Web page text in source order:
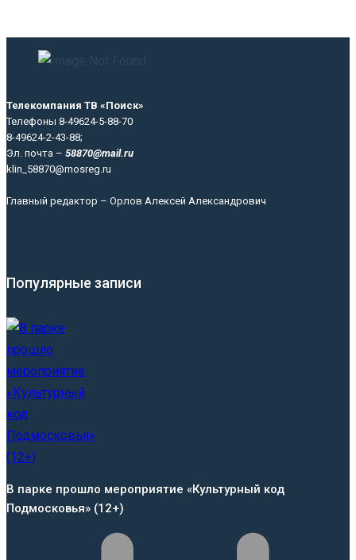
Телекомпания ТВ «Поиск»
Телефоны 8-49624-5-88-70
8-49624-2-43-88;
Эл. почта – 58870@mail.ru
klin_58870@mosreg.ru
Главный редактор – Орлов Алексей Александрович
Популярные записи
В парке прошло мероприятие «Культурный код
Подмосковья» (12+)